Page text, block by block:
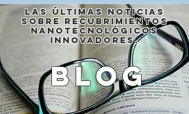
Las últimas noticias
sobre recubrimientos
nanotecnológicos
innovadores.
blog